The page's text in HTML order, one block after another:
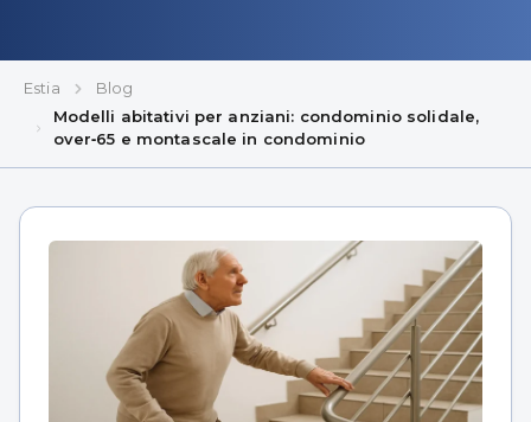
Estia
Blog
Modelli abitativi per anziani: condominio solidale,
over‑65 e montascale in condominio